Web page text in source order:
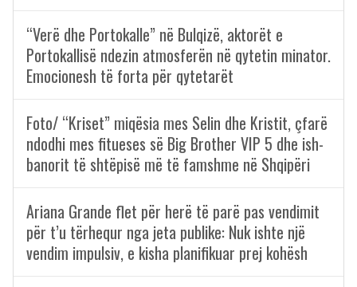
“Verë dhe Portokalle” në Bulqizë, aktorët e
Portokallisë ndezin atmosferën në qytetin minator.
Emocionesh të forta për qytetarët
Foto/ “Kriset” miqësia mes Selin dhe Kristit, çfarë
ndodhi mes fitueses së Big Brother VIP 5 dhe ish-
banorit të shtëpisë më të famshme në Shqipëri
Ariana Grande flet për herë të parë pas vendimit
për t’u tërhequr nga jeta publike: Nuk ishte një
vendim impulsiv, e kisha planifikuar prej kohësh